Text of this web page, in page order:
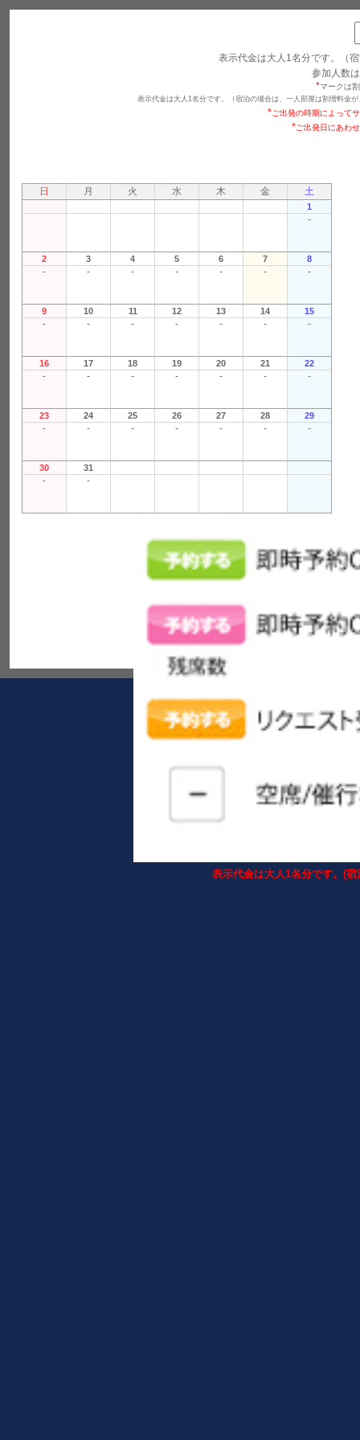
表示代金は大人1名分です。（
参加人数は
*マークは
表示代金は大人1名分です。（宿泊の場合は、一人部屋は割増料金
*ご出発の時期によって
*ご出発日にあわ
日 月 火 水 木 金 土
1
-
2 3 4 5 6 7 8
- - - - - - -
9 10 11 12 13 14 15
- - - - - - -
16 17 18 19 20 21 22
- - - - - - -
23 24 25 26 27 28 29
- - - - - - -
30 31
- -
表示代金は大人1名分です。(